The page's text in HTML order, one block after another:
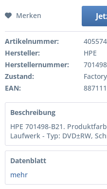
Merken
Artikelnummer:
405574
Hersteller:
HPE
Herstellernummer:
Zustand:
EAN:
Beschreibung
HPE 701498-B21.
Laufwerk - Typ: DVD±RW,
Datenblatt
mehr